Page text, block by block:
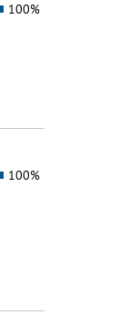
100%
100%